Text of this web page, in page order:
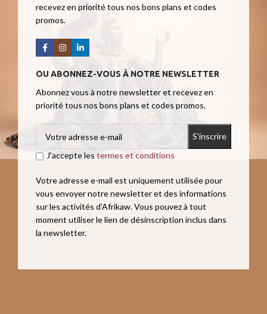
recevez en priorité tous nos bons plans et codes
promos.
OU ABONNEZ-VOUS À NOTRE NEWSLETTER
Abonnez vous à notre newsletter et recevez en
priorité tous nos bons plans et codes promos.
J'accepte les termes et conditions
Votre adresse e-mail est uniquement utilisée pour
vous envoyer notre newsletter et des informations
sur les activités d'Afrikaw. Vous pouvez à tout
moment utiliser le lien de désinscription inclus dans
la newsletter.